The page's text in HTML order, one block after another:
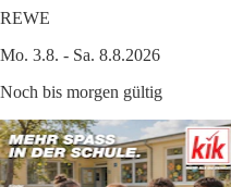
REWE
Mo. 3.8. - Sa. 8.8.2026
Noch bis morgen gültig